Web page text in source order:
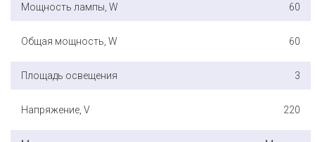
Мощность лампы, W 60
Общая мощность, W 60
Площадь освещения 3
Напряжение, V 220